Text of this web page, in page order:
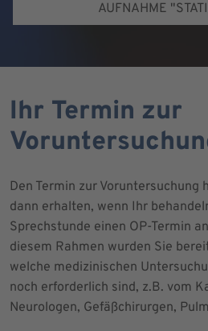
AUFNAHME
Ihr Termin zur
Den Termin zur Voruntersuchung
dann erhalten, wenn Ihr
Sprechstunde einen OP-Termin
diesem Rahmen wurden Sie
welche medizinischen
noch erforderlich sind, z.B. vom
Neurologen, Gefäßchirurgen,